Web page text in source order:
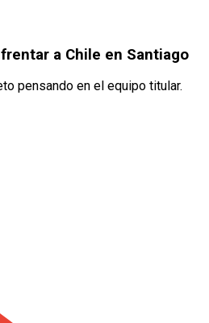
a Chile en Santiago
pensando en el equipo titular.